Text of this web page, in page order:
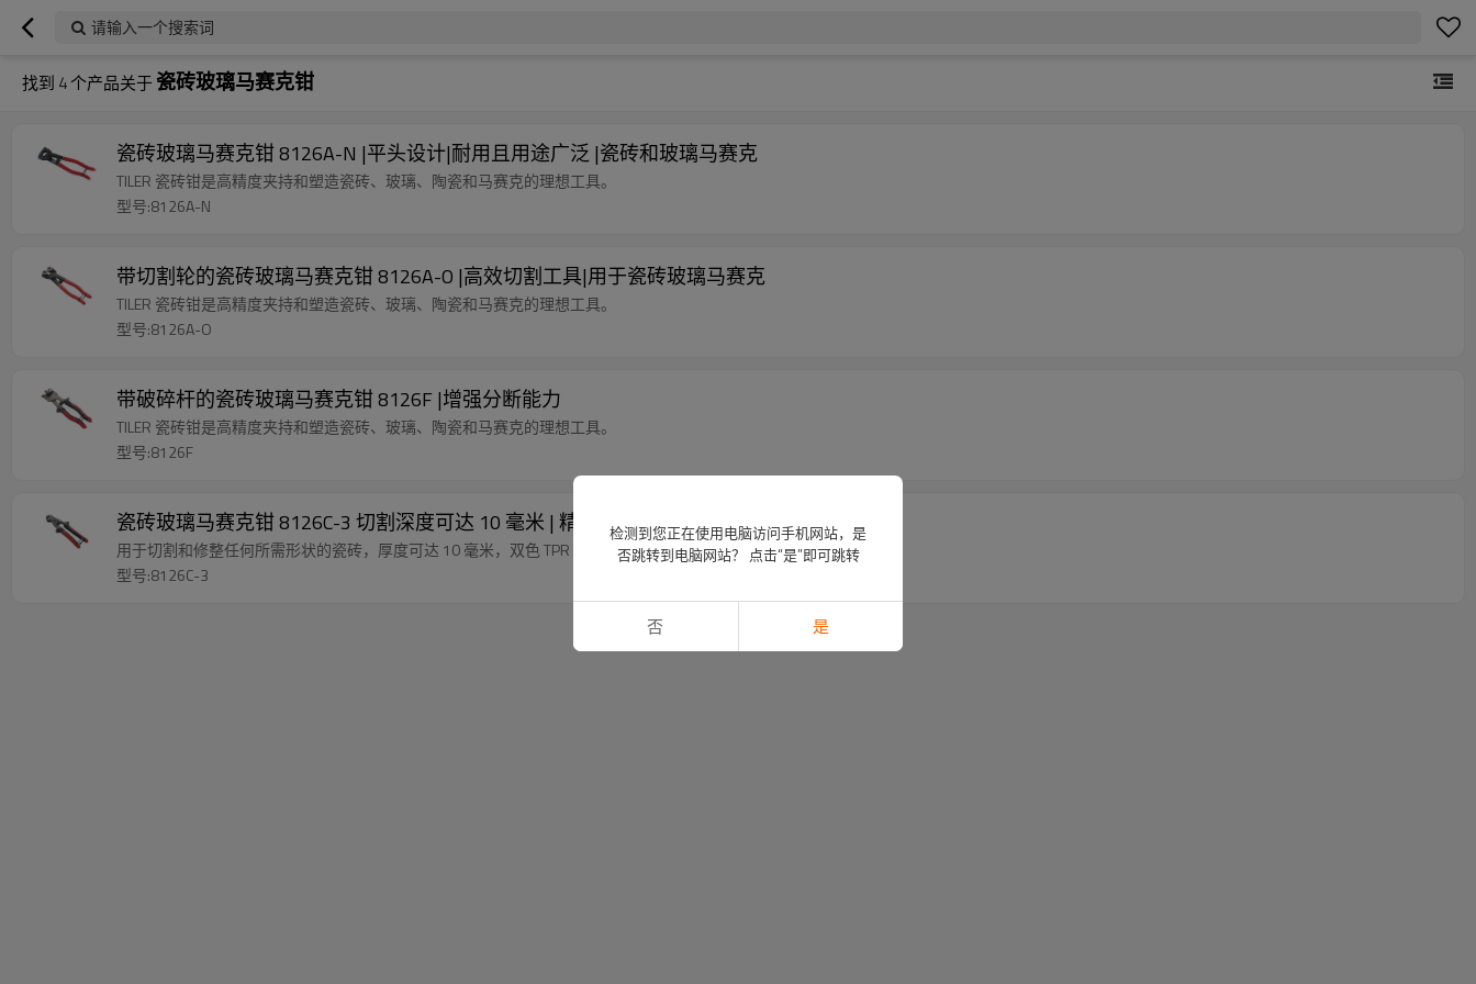
请输入一个搜索词
找到 4个产品关于瓷砖玻璃马赛克钳
瓷砖玻璃马赛克钳 8126A-N |平头设计|耐用且用途广泛 |瓷砖和玻璃马赛克
TILER 瓷砖钳是高精度夹持和塑造瓷砖、玻璃、陶瓷和马赛克的理想工具。
型号:8126A-N
带切割轮的瓷砖玻璃马赛克钳 8126A-O |高效切割工具|用于瓷砖玻璃马赛克
TILER 瓷砖钳是高精度夹持和塑造瓷砖、玻璃、陶瓷和马赛克的理想工具。
型号:8126A-O
带破碎杆的瓷砖玻璃马赛克钳 8126F |增强分断能力
TILER 瓷砖钳是高精度夹持和塑造瓷砖、玻璃、陶瓷和马赛克的理想工具。
型号:8126F
瓷砖玻璃马赛克钳 8126C-3 切割深度可达 10 毫米 | 精确切割 | 用途广泛
用于切割和修整任何所需形状的瓷砖，厚度可达 10 毫米，双色 TPR 手柄。
型号:8126C-3
检测到您正在使用电脑访问手机网站，是
否跳转到电脑网站？ 点击“是”即可跳转
否 是